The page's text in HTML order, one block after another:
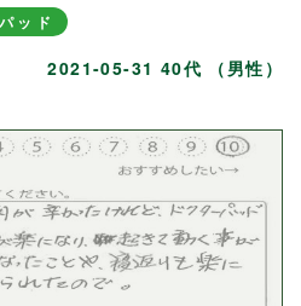
ッド
2021-05-31 40代 （男性）